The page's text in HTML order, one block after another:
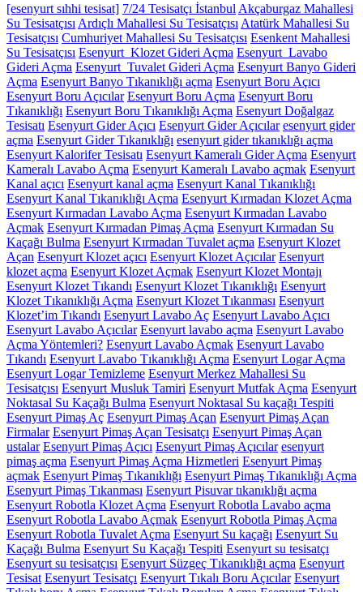
[esenyurt sıhhi tesisat] 7/24 Tesisatçı İstanbul Akçaburgaz Mahallesi
Su Tesisatçısı Ardıçlı Mahallesi Su Tesisatçısı Atatürk Mahallesi Su
Tesisatçısı Cumhuriyet Mahallesi Su Tesisatçısı Esenkent Mahallesi
Su Tesisatçısı Esenyurt Klozet Gideri Açma Esenyurt Lavabo
Gideri Açma Esenyurt Tuvalet Gideri Açma Esenyurt Banyo Gideri
Açma Esenyurt Banyo Tıkanıklığı açma Esenyurt Boru Açıcı
Esenyurt Boru Açıcılar Esenyurt Boru Açma Esenyurt Boru
Tıkanıklığı Esenyurt Boru Tıkanıklığı Açma Esenyurt Doğalgaz
Tesisatı Esenyurt Gider Açıcı Esenyurt Gider Açıcılar esenyurt gider
açma Esenyurt Gider Tıkanıklığı esenyurt gider tıkanıklığı açma
Esenyurt Kalorifer Tesisatı Esenyurt Kameralı Gider Açma Esenyurt
Kameralı Lavabo Açma Esenyurt Kameralı Lavabo açmak Esenyurt
Kanal açıcı Esenyurt kanal açma Esenyurt Kanal Tıkanıklığı
Esenyurt Kanal Tıkanıklığı Açma Esenyurt Kırmadan Klozet Açma
Esenyurt Kırmadan Lavabo Açma Esenyurt Kırmadan Lavabo
Açmak Esenyurt Kırmadan Pimaş Açma Esenyurt Kırmadan Su
Kaçağı Bulma Esenyurt Kırmadan Tuvalet açma Esenyurt Klozet
Açan Esenyurt Klozet açıcı Esenyurt Klozet Açıcılar Esenyurt
klozet açma Esenyurt Klozet Açmak Esenyurt Klozet Montajı
Esenyurt Klozet Tıkandı Esenyurt Klozet Tıkanıklığı Esenyurt
Klozet Tıkanıklığı Açma Esenyurt Klozet Tıkanması Esenyurt
Klozet’im Tıkandı Esenyurt Lavabo Aç Esenyurt Lavabo Açıcı
Esenyurt Lavabo Açıcılar Esenyurt lavabo açma Esenyurt Lavabo
Açma Yöntemleri? Esenyurt Lavabo Açmak Esenyurt Lavabo
Tıkandı Esenyurt Lavabo Tıkanıklığı Açma Esenyurt Logar Açma
Esenyurt Logar Temizleme Esenyurt Merkez Mahallesi Su
Tesisatçısı Esenyurt Musluk Tamiri Esenyurt Mutfak Açma Esenyurt
Noktasal Su Kaçağı Bulma Esenyurt Noktasal Su kaçağı Tespiti
Esenyurt Pimaş Aç Esenyurt Pimaş Açan Esenyurt Pimaş Açan
Firmalar Esenyurt Pimaş Açan Tesisatçı Esenyurt Pimaş Açan
ustalar Esenyurt Pimaş Açıcı Esenyurt Pimaş Açıcılar esenyurt
pimaş açma Esenyurt Pimaş Açma Hizmetleri Esenyurt Pimaş
açmak Esenyurt Pimaş Tıkanıklığı Esenyurt Pimaş Tıkanıklığı Açma
Esenyurt Pimaş Tıkanması Esenyurt Pisuvar tıkanıklığı açma
Esenyurt Robotla Klozet Açma Esenyurt Robotla Lavabo açma
Esenyurt Robotla Lavabo Açmak Esenyurt Robotla Pimaş Açma
Esenyurt Robotla Tuvalet Açma Esenyurt Su kaçağı Esenyurt Su
Kaçağı Bulma Esenyurt Su Kaçağı Tespiti Esenyurt su tesisatçı
Esenyurt su tesisatçısı Esenyurt Süzgeç Tıkanıklığı açma Esenyurt
Tesisat Esenyurt Tesisatçı Esenyurt Tıkalı Boru Açıcılar Esenyurt